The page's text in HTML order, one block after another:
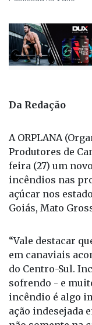
Quebra na safra
Publicada há 1 ano
Da Redação
A ORPLANA
Produtores de
feira (27) um
incêndios nas
Goiás, Mato
“Vale destacar
em canaviais
do Centro-Sul.
sofrendo - e